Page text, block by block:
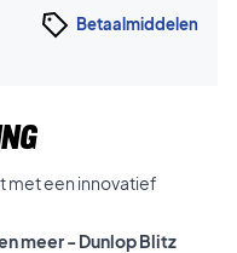
Betaalmiddelen
met een innovatief
meer - Dunlop Blitz